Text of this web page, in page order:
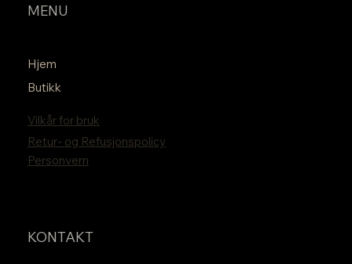
MENU
Hjem
Butikk
Vilkår for bruk
Retur- og Refusjonspolicy
Personvern
KONTAKT